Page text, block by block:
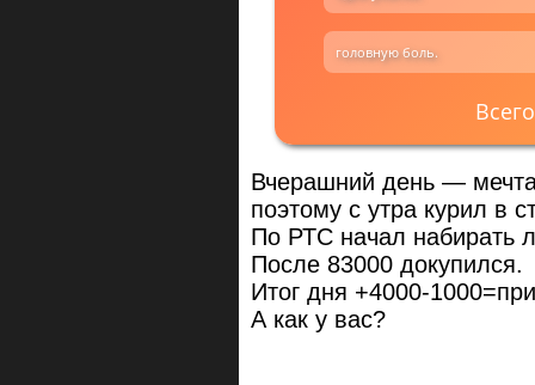
головную боль.
Вчерашний день —
поэтому с утра курил в
По РТС начал набирать
После 83000 докупился.
Итог дня +4000-
А как у вас?